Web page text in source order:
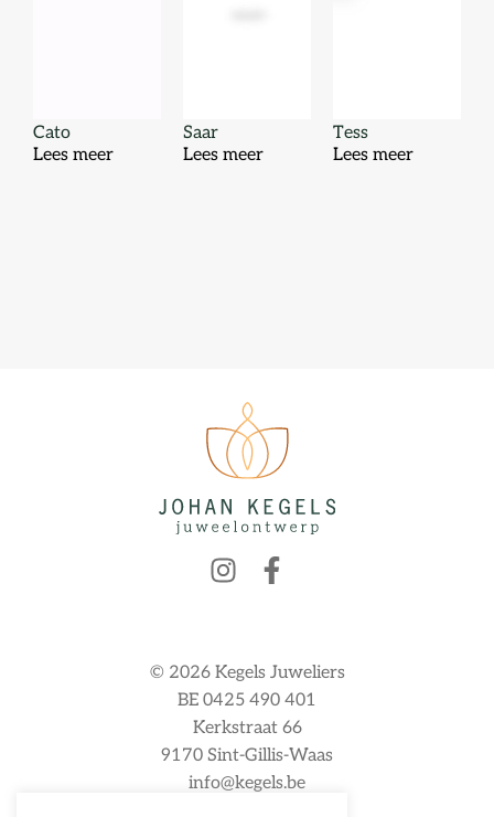
Cato
Lees meer
Saar
Lees meer
Tess
Lees meer
© 2026 Kegels Juweliers
BE 0425 490 401
Kerkstraat 66
9170 Sint-Gillis-Waas
info@kegels.be